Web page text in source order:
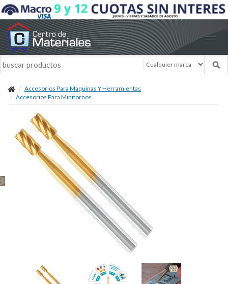
Accesorios Para Maquinas Y Herramientas
Accesorios Para Minitornos